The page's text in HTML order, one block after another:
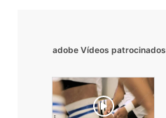
adobe Vídeos patrocinados